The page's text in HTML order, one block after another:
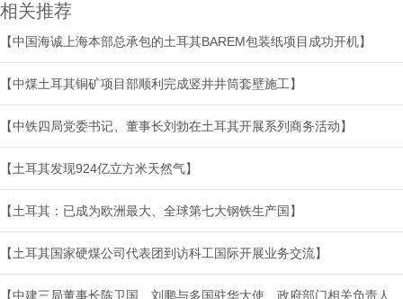
相关推荐
【中国海诚上海本部总承包的土耳其BAREM包装纸项目成功开机】
【中煤土耳其铜矿项目部顺利完成竖井井筒套壁施工】
【中铁四局党委书记、董事长刘勃在土耳其开展系列商务活动】
【土耳其发现924亿立方米天然气】
【土耳其：已成为欧洲最大、全球第七大钢铁生产国】
【土耳其国家硬煤公司代表团到访科工国际开展业务交流】
【中建三局董事长陈卫国、刘鹏与多国驻华大使、政府部门相关负责人